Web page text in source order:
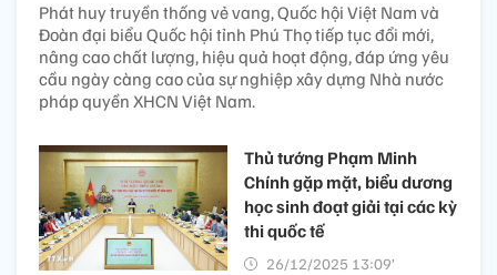
Phát huy truyền thống vẻ vang, Quốc hội Việt Nam và
Đoàn đại biểu Quốc hội tỉnh Phú Thọ tiếp tục đổi mới,
nâng cao chất lượng, hiệu quả hoạt động, đáp ứng yêu
cầu ngày càng cao của sự nghiệp xây dựng Nhà nước
pháp quyền XHCN Việt Nam.
Thủ tướng Phạm Minh
Chính gặp mặt, biểu dương
học sinh đoạt giải tại các kỳ
thi quốc tế
26/12/2025 13:09’